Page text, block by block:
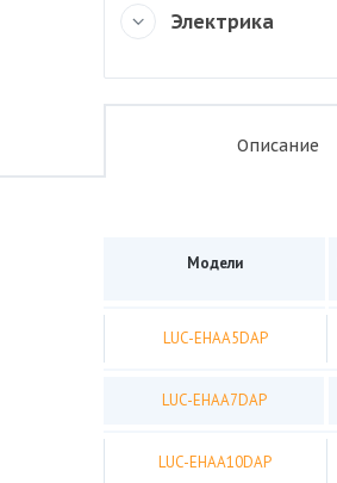
Электрика
Описание
Модели
LUC-EHAA5DAP
LUC-ЕHAA7DAP
LUC-ЕHAA10DAP